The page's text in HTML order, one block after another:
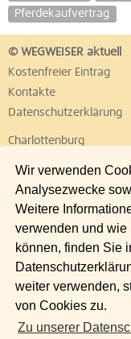
Wir verwenden
Analysezwecke
Weitere
verwenden und wie
können, finden Sie
weiter verwenden,
von Cookies zu.
Zu unserer
Pferdekaufvertrag
© WEGWEISER aktuell
Kostenfreier Eintrag
Kontakte
Datenschutzerklärung
Charlottenburg
Lichtenberg
Pankow
Reinickendorf
Spandau
Tempelhof
Treptow